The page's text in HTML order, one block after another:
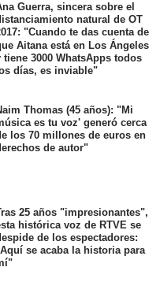
Guerra, sincera sobre el
natural de OT
"Cuando te das cuenta de
Aitana está en Los Ángeles
tiene 3000 WhatsApps todos
días, es inviable"
Thomas (45 años): "Mi
es tu voz' generó cerca
los 70 millones de euros en
de autor"
25 años "impresionantes",
histórica voz de RTVE se
de los espectadores:
se acaba la historia para